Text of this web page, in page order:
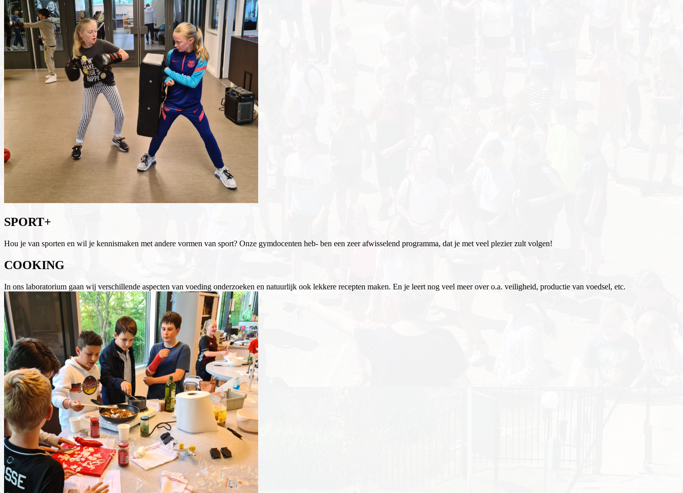
SPORT+
Hou je van sporten en wil je kennismaken met andere vormen van sport? Onze gymdocenten heb- ben een zeer afwisselend programma, dat je met veel plezier zult volgen!
COOKING
In ons laboratorium gaan wij verschillende aspecten van voeding onderzoeken en natuurlijk ook lekkere recepten maken. En je leert nog veel meer over o.a. veiligheid, productie van voedsel, etc.